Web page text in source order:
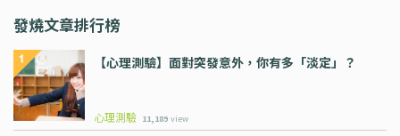
發燒文章排行榜
【心理測驗】面對突發意外，你有多「淡定」？
心理測驗 11,189 view